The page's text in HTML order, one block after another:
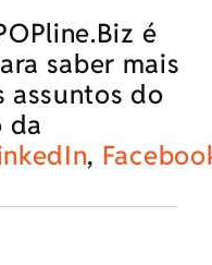
é
saber mais
assuntos do
da
,